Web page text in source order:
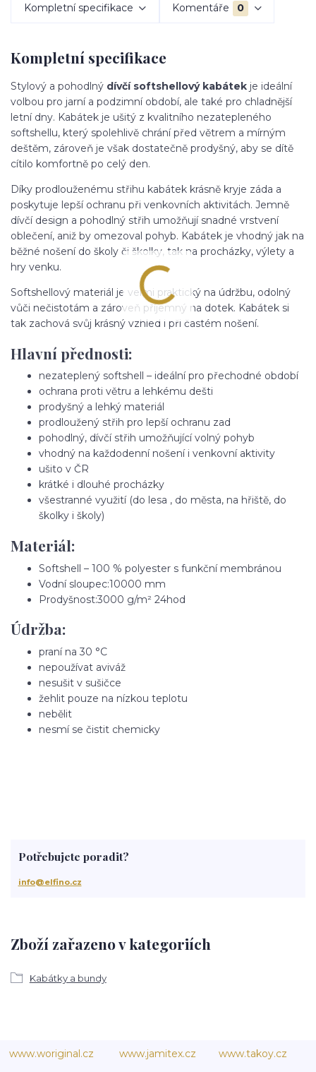
Kompletní specifikace Komentáře 0
Kompletní specifikace
Stylový a pohodlný dívčí softshellový kabátek je ideální
volbou pro jarní a podzimní období, ale také pro chladnější
letní dny. Kabátek je ušitý z kvalitního nezatepleného
softshellu, který spolehlivě chrání před větrem a mírným
deštěm, zároveň je však dostatečně prodyšný, aby se dítě
cítilo komfortně po celý den.
Díky prodlouženému střihu kabátek krásně kryje záda a
poskytuje lepší ochranu při venkovních aktivitách. Jemně
dívčí design a pohodlný střih umožňují snadné vrstvení
oblečení, aniž by omezoval pohyb. Kabátek je vhodný jak na
běžné nošení do školy či školky, tak na procházky, výlety a
hry venku.
Softshellový materiál je velmi praktický na údržbu, odolný
vůči nečistotám a zároveň příjemný na dotek. Kabátek si
tak zachová svůj krásný vzhled i při častém nošení.
Hlavní přednosti:
nezateplený softshell – ideální pro přechodné období
ochrana proti větru a lehkému dešti
prodyšný a lehký materiál
prodloužený střih pro lepší ochranu zad
pohodlný, dívčí střih umožňující volný pohyb
vhodný na každodenní nošení i venkovní aktivity
ušito v ČR
krátké i dlouhé procházky
všestranné využití (do lesa , do města, na hřiště, do
školky i školy)
Materiál:
Softshell – 100 % polyester s funkční membránou
Vodní sloupec:10000 mm
Prodyšnost:3000 g/m² 24hod
Údržba:
praní na 30 °C
nepoužívat aviváž
nesušit v sušičce
žehlit pouze na nízkou teplotu
nebělit
nesmí se čistit chemicky
Zboží zařazeno v kategoriích
Kabátky a bundy
Potřebujete poradit?
info@elfino.cz
www.woriginal.cz www.jamitex.cz www.takoy.cz